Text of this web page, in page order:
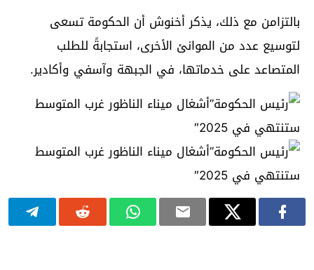
بالتزامن مع ذلك، يذكر أخنوش أن الحكومة تسعى
لتوسيع عدد من الموانئ الأخرى، استجابةً للطلب
المتصاعد على خدماتها، في الجبهة وآسفي وأكادير.